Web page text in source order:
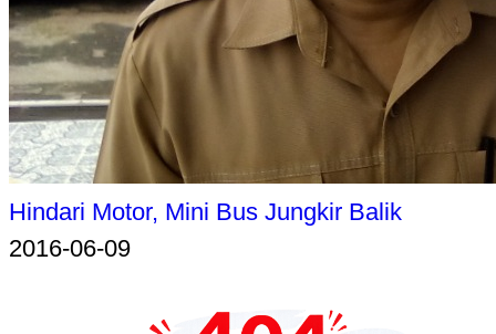
Hindari Motor, Mini Bus Jungkir Balik
2016-06-09